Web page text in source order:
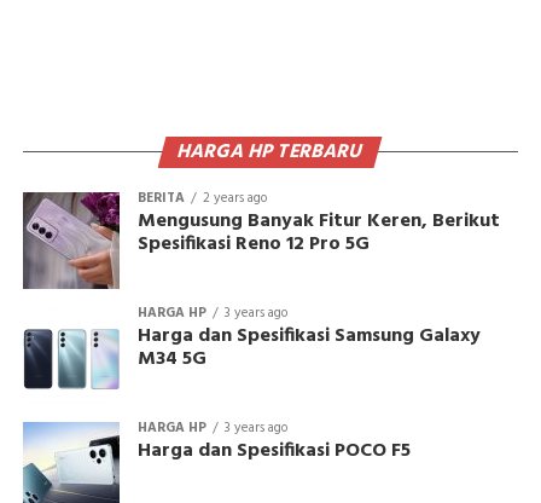
HARGA HP TERBARU
BERITA 2 years ago
Mengusung Banyak Fitur Keren, Berikut
Spesifikasi Reno 12 Pro 5G
HARGA HP 3 years ago
Harga dan Spesifikasi Samsung Galaxy
M34 5G
HARGA HP 3 years ago
Harga dan Spesifikasi POCO F5